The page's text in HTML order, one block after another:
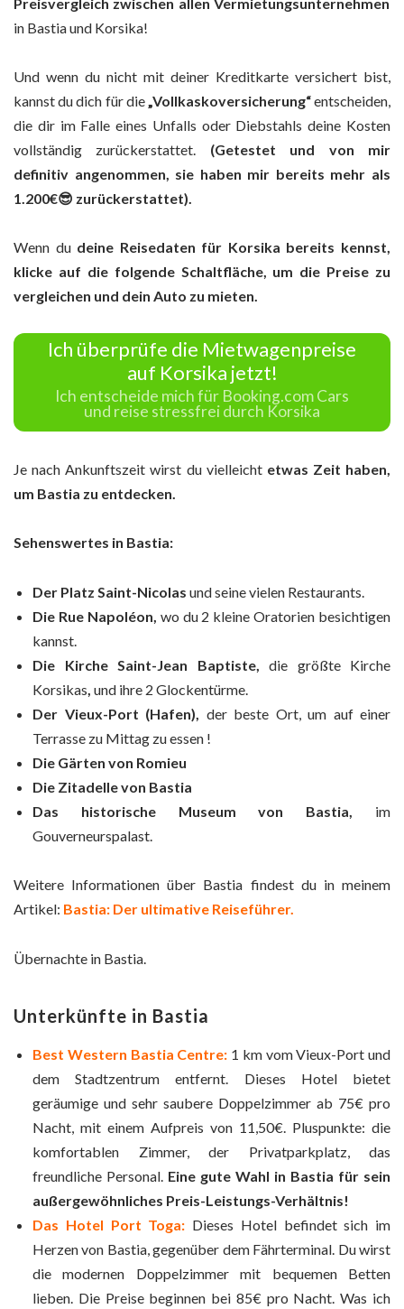
in Bastia und Korsika!
Und wenn du nicht mit deiner Kreditkarte versichert bist,
kannst du dich für die„Vollkaskoversicherung“entscheiden,
die dir im Falle eines Unfalls oder Diebstahls deine Kosten
vollständig zurückerstattet. (Getestet und von mir
definitiv angenommen, sie haben mir bereits mehr als
1.200€😎 zurückerstattet).
Wenn du deine Reisedaten für Korsika bereits kennst,
klicke auf die folgende Schaltfläche, um die Preise zu
vergleichen und dein Auto zu mieten.
Ich überprüfe die Mietwagenpreise
auf Korsika jetzt!
Ich entscheide mich für Booking.com Cars
und reise stressfrei durch Korsika
Je nach Ankunftszeit wirst du vielleicht etwas Zeit haben,
um Bastia zu entdecken.
Sehenswertes in Bastia:
Der Platz Saint-Nicolas und seine vielen Restaurants.
Die Rue Napoléon, wo du 2 kleine Oratorien besichtigen
kannst.
Die Kirche Saint-Jean Baptiste, die größte Kirche
Korsikas und ihre 2 Glockentürme.
Der Vieux-Port (Hafen),
der beste Ort, um auf einer
Terrasse zu Mittag zu essen !
Die Gärten von Romieu
Die Zitadelle von Bastia
Das historische Museum von Bastia,
im
Gouverneurspalast.
Weitere Informationen über Bastia findest du in meinem
Artikel: Bastia: Der ultimative Reiseführer.
Übernachte in Bastia.
Unterkünfte in Bastia
Best Western Bastia Centre: 1 km vom Vieux-Port und
dem Stadtzentrum entfernt. Dieses Hotel bietet
geräumige und sehr saubere Doppelzimmer ab 75€ pro
Nacht, mit einem Aufpreis von 11,50€. Pluspunkte: die
komfortablen Zimmer, der Privatparkplatz, das
freundliche Personal. Eine gute Wahl in Bastia für sein
außergewöhnliches Preis-Leistungs-Verhältnis!
Das Hotel Port Toga: Dieses Hotel befindet sich im
Herzen von Bastia, gegenüber dem Fährterminal. Du wirst
die modernen Doppelzimmer mit bequemen Betten
lieben. Die Preise beginnen bei 85€ pro Nacht. Was ich